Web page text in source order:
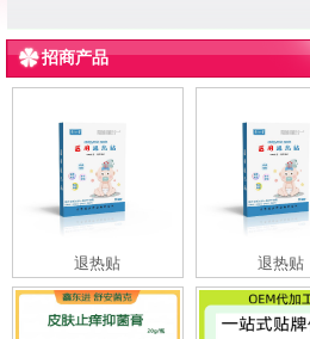
招商产品
退热贴 退热贴